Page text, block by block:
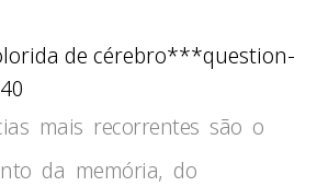
***question-
mais recorrentes são o
da memória, do